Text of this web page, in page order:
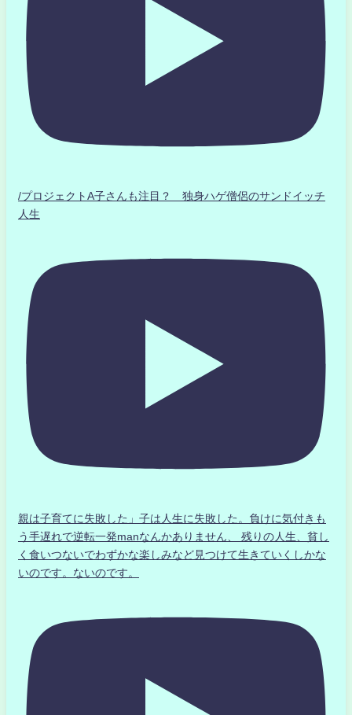
/プロジェクトA子さんも注目？ 独身ハゲ僧侶のサンドイッチ
人生
親は子育てに失敗した」子は人生に失敗した。負けに気付きも
う手遅れで逆転一発manなんかありません、 残りの人生、貧し
く食いつないでわずかな楽しみなど見つけて生きていくしかな
いのです。ないのです。